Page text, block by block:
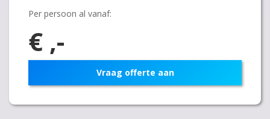
Per persoon al vanaf:
€ ,-
Vraag offerte aan